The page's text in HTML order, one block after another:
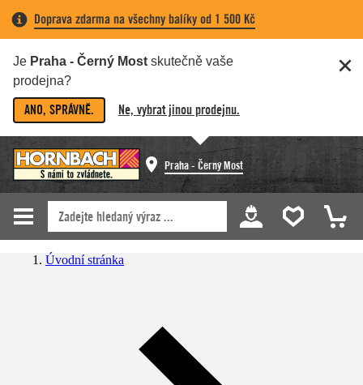
Doprava zdarma na všechny balíky od 1 500 Kč
Je Praha - Černý Most skutečně vaše
prodejna?
ANO, SPRÁVNĚ. Ne, vybrat jinou prodejnu.
Praha - Černý Most
Úvodní stránka